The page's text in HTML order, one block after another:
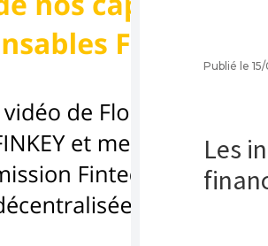
Publié le
Les